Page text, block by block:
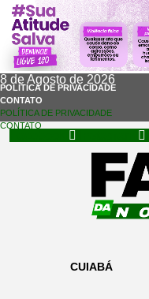
8 de Agosto de 2026
POLÍTICA DE PRIVACIDADE
CONTATO
POLÍTICA DE PRIVACIDADE
CONTATO